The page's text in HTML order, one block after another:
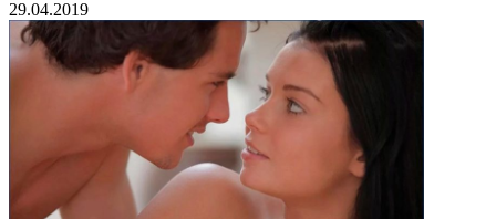
29.04.2019